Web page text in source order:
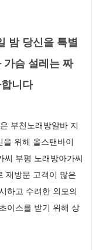
밤 당신을 특별
가슴 설레는 짜
니다
부천노래방알바 지
위해 올스탠바이
씨 부평 노래방아가씨
재방문 고객이 많은
하고 수려한 외모의
이스를 받기 위해 상